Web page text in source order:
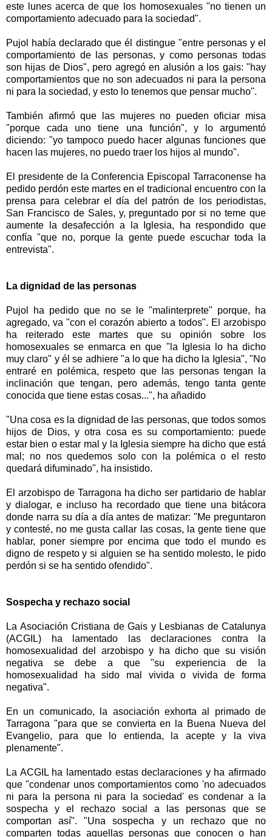
este lunes acerca de que los homosexuales "no tienen un
comportamiento adecuado para la sociedad".
Pujol había declarado que él distingue "entre personas y el
comportamiento de las personas, y como personas todas
son hijas de Dios", pero agregó en alusión a los gais: "hay
comportamientos que no son adecuados ni para la persona
ni para la sociedad, y esto lo tenemos que pensar mucho".
También afirmó que las mujeres no pueden oficiar misa
"porque cada uno tiene una función", y lo argumentó
diciendo: "yo tampoco puedo hacer algunas funciones que
hacen las mujeres, no puedo traer los hijos al mundo".
El presidente de la Conferencia Episcopal Tarraconense ha
pedido perdón este martes en el tradicional encuentro con la
prensa para celebrar el día del patrón de los periodistas,
San Francisco de Sales, y, preguntado por si no teme que
aumente la desafección a la Iglesia, ha respondido que
confía "que no, porque la gente puede escuchar toda la
entrevista".
La dignidad de las personas
Pujol ha pedido que no se le "malinterprete" porque, ha
agregado, va "con el corazón abierto a todos". El arzobispo
ha reiterado este martes que su opinión sobre los
homosexuales se enmarca en que "la Iglesia lo ha dicho
muy claro" y él se adhiere "a lo que ha dicho la Iglesia", "No
entraré en polémica, respeto que las personas tengan la
inclinación que tengan, pero además, tengo tanta gente
conocida que tiene estas cosas...", ha añadido
"Una cosa es la dignidad de las personas, que todos somos
hijos de Dios, y otra cosa es su comportamiento: puede
estar bien o estar mal y la Iglesia siempre ha dicho que está
mal; no nos quedemos solo con la polémica o el resto
quedará difuminado", ha insistido.
El arzobispo de Tarragona ha dicho ser partidario de hablar
y dialogar, e incluso ha recordado que tiene una bitácora
donde narra su día a día antes de matizar: "Me preguntaron
y contesté, no me gusta callar las cosas, la gente tiene que
hablar, poner siempre por encima que todo el mundo es
digno de respeto y si alguien se ha sentido molesto, le pido
perdón si se ha sentido ofendido".
Sospecha y rechazo social
La Asociación Cristiana de Gais y Lesbianas de Catalunya
(ACGIL) ha lamentado las declaraciones contra la
homosexualidad del arzobispo y ha dicho que su visión
negativa se debe a que "su experiencia de la
homosexualidad ha sido mal vivida o vivida de forma
negativa".
En un comunicado, la asociación exhorta al primado de
Tarragona "para que se convierta en la Buena Nueva del
Evangelio, para que lo entienda, la acepte y la viva
plenamente".
La ACGIL ha lamentado estas declaraciones y ha afirmado
que "condenar unos comportamientos como 'no adecuados
ni para la persona ni para la sociedad' es condenar a la
sospecha y el rechazo social a las personas que se
comportan así". "Una sospecha y un rechazo que no
comparten todas aquellas personas que conocen o han